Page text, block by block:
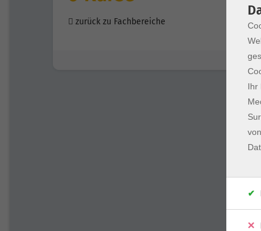
zurück zu Fachbereiche
Ihr